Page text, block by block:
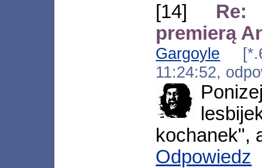
[14] Re:
premierą
Gargoyle
11:24:52,
kochanek",
Odpowiedz